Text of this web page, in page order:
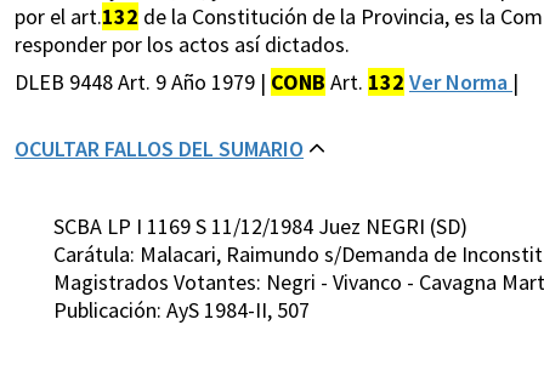
por el art.132 de la Constitución de la Provincia, es la
responder por los actos así dictados.
DLEB 9448 Art. 9 Año 1979 | CONB Art. 132 Ver Norma |
OCULTAR FALLOS DEL SUMARIO
SCBA LP I 1169 S 11/12/1984 Juez NEGRI (SD)
Carátula: Malacari, Raimundo s/Demanda de
Magistrados Votantes: Negri - Vivanco - Cavagna
Publicación: AyS 1984-II, 507